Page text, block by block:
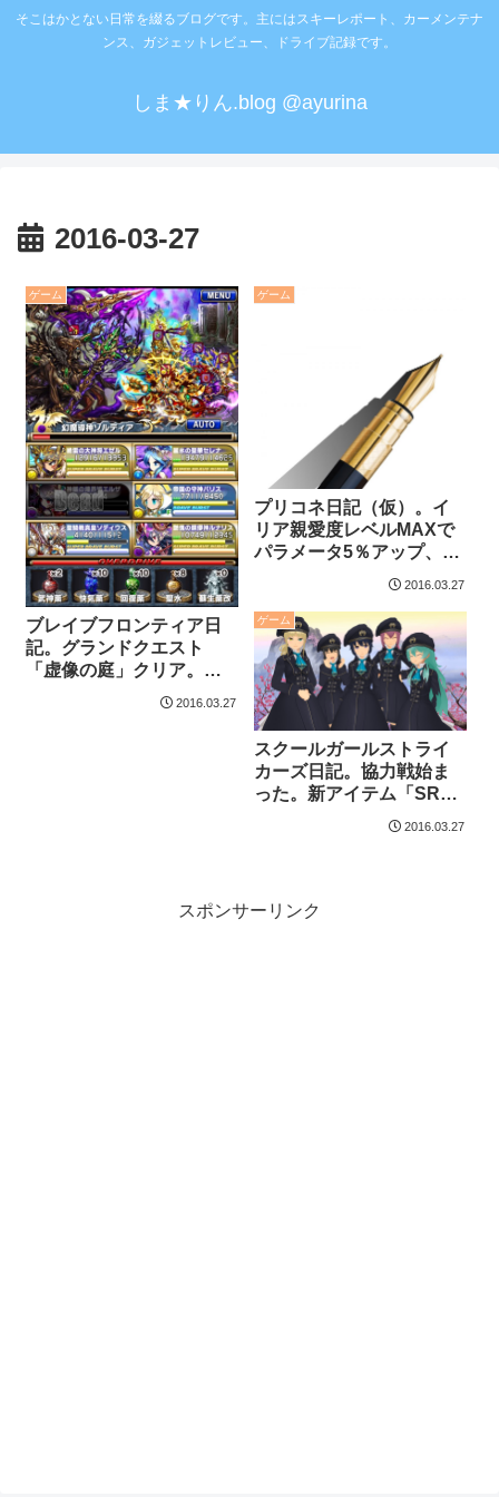
そこはかとない日常を綴るブログです。主にはスキーレポート、カーメンテナ
ンス、ガジェットレビュー、ドライブ記録です。
しま★りん.blog @ayurina
2016-03-27
ゲーム
ブレイブフロンティア日
記。グランドクエスト
「虚像の庭」クリア。パ
リス☆６と、親愛なるロ
2016.03.27
ゲーム
プリコネ日記（仮）。イ
リア親愛度レベルMAXで
パラメータ5％アップ、っ
て、ちょっと寂しい気
2016.03.27
ゲーム
スクールガールストライ
カーズ日記。協力戦始ま
った。新アイテム「SRリ
ライター」入手条件厳し
2016.03.27
スポンサーリンク